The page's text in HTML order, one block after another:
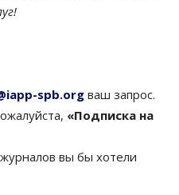
spb.orgваш запрос.
«Подписка на
вы бы хотели